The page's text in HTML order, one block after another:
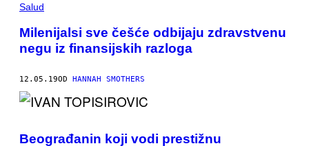
Salud
Milenijalsi sve češće odbijaju zdravstvenu
negu iz finansijskih razloga
12.05.19OD HANNAH SMOTHERS
Beograđanin koji vodi prestižnu